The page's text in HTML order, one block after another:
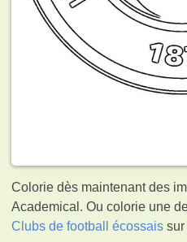
Colorie dès maintenant des
Academical. Ou colorie une
Clubs de football écossais